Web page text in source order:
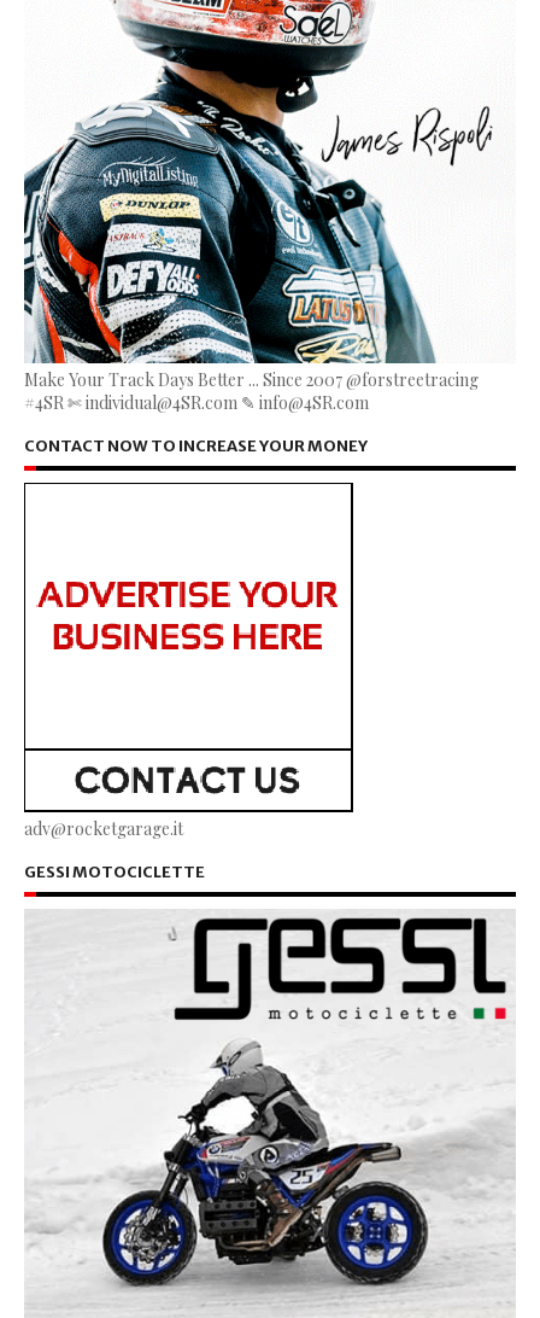
Make Your Track Days Better ... Since 2007 @forstreetracing
#4SR ✄ individual@4SR.com ✎ info@4SR.com
CONTACT NOW TO INCREASE YOUR MONEY
adv@rocketgarage.it
GESSI MOTOCICLETTE